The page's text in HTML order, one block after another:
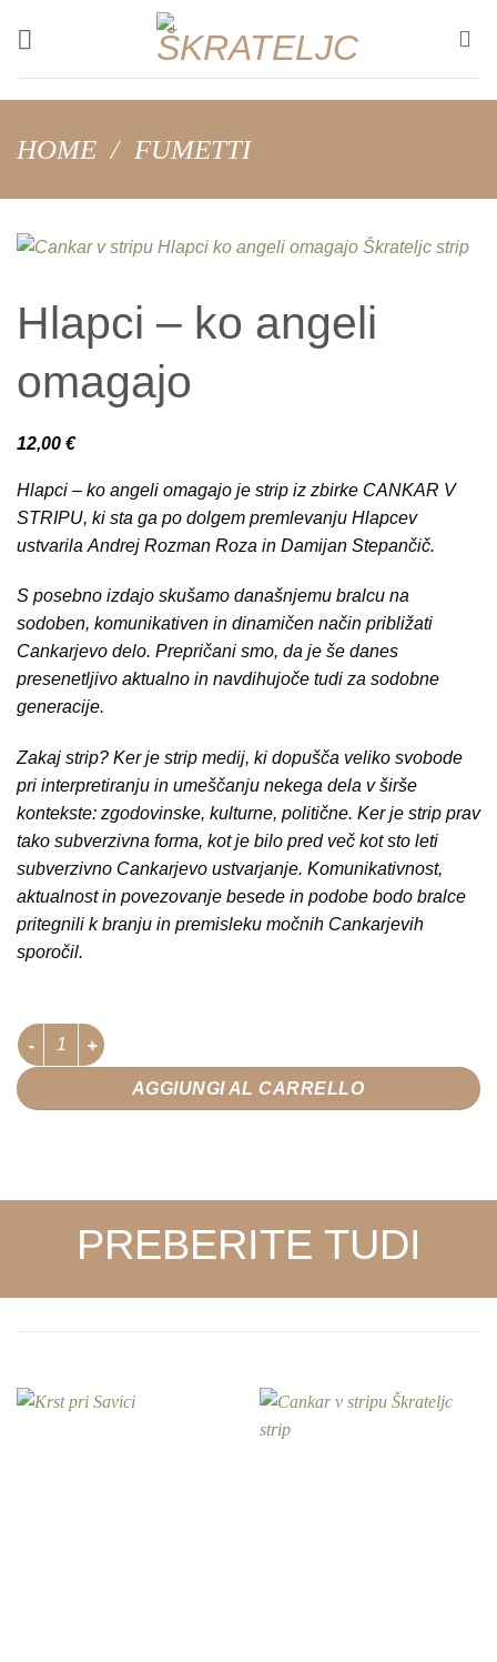
HOME / FUMETTI
Hlapci – ko angeli
omagajo
12,00 €
Hlapci – ko angeli omagajo je strip iz zbirke CANKAR V
STRIPU, ki sta ga po dolgem premlevanju Hlapcev
ustvarila Andrej Rozman Roza in Damijan Stepančič.
S posebno izdajo skušamo današnjemu bralcu na
sodoben, komunikativen in dinamičen način približati
Cankarjevo delo. Prepričani smo, da je še danes
presenetljivo aktualno in navdihujoče tudi za sodobne
generacije.
Zakaj strip? Ker je strip medij, ki dopušča veliko svobode
pri interpretiranju in umeščanju nekega dela v širše
kontekste: zgodovinske, kulturne, politične. Ker je strip prav
tako subverzivna forma, kot je bilo pred več kot sto leti
subverzivno Cankarjevo ustvarjanje. Komunikativnost,
aktualnost in povezovanje besede in podobe bodo bralce
pritegnili k branju in premisleku močnih Cankarjevih
sporočil.
Hlapci – ko angeli omagajo quantità
AGGIUNGI AL CARRELLO
PREBERITE TUDI